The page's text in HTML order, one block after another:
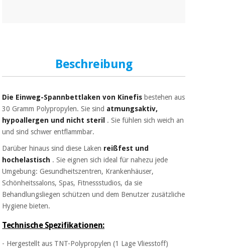
Beschreibung
Die Einweg-Spannbettlaken von Kinefis bestehen aus
30 Gramm Polypropylen. Sie sind atmungsaktiv,
hypoallergen und nicht steril . Sie fühlen sich weich an
und sind schwer entflammbar.
Darüber hinaus sind diese Laken reißfest und
hochelastisch . Sie eignen sich ideal für nahezu jede
Umgebung: Gesundheitszentren, Krankenhäuser,
Schönheitssalons, Spas, Fitnessstudios, da sie
Behandlungsliegen schützen und dem Benutzer zusätzliche
Hygiene bieten.
Technische Spezifikationen:
- Hergestellt aus TNT-Polypropylen (1 Lage Vliesstoff)